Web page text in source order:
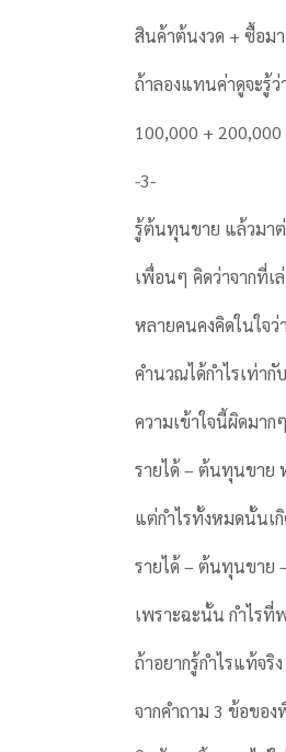
สินค้าต้นงวด + ซื้อม
ถ้าลองแทนค่าดูจะรู้
100,000 +
-3-
รู้ต้นทุนขาย แล้วมาต่
เพื่อนๆ คิดว่าจากที่เ
หลายคนคงคิดในใจว่
คำนวณได้กำไรเท่ากั
ความเข้าใจนี้ผิดมา
รายได้ – ต้นทุนขาย
แต่กำไรทั้งหมดนั้นเกิ
รายได้ – ต้นทุนขาย
เพราะฉะนั้น กำไรที่
ถ้าอยากรู้กำไรแท้จริ
จากคำถาม 3 ข้อขอ